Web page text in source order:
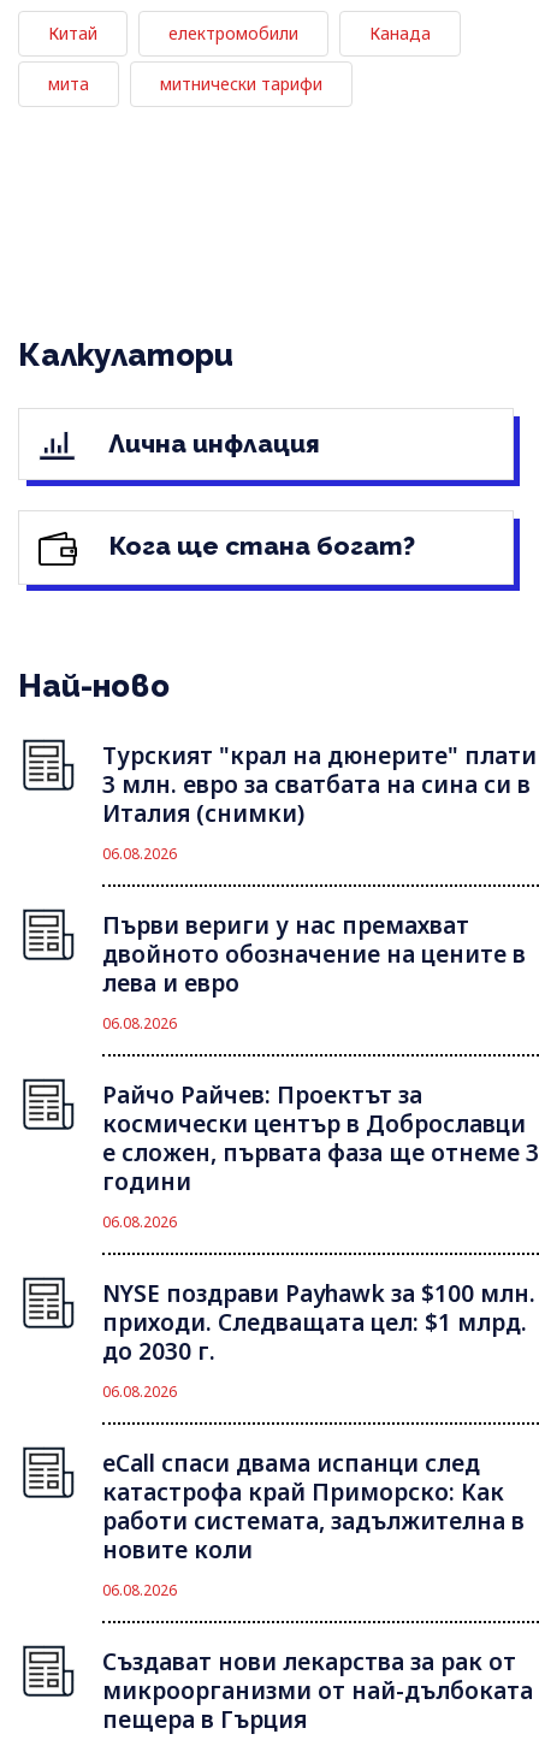
Китай електромобили Канада
мита митнически тарифи
Калкулатори
Лична инфлация
Кога ще стана богат?
Най-ново
Турският "крал на дюнерите" плати
3 млн. евро за сватбата на сина си в
Италия (снимки)
06.08.2026
Първи вериги у нас премахват
двойното обозначение на цените в
лева и евро
06.08.2026
Райчо Райчев: Проектът за
космически център в Доброславци
е сложен, първата фаза ще отнеме 3
години
06.08.2026
NYSE поздрави Payhawk за $100 млн.
приходи. Следващата цел: $1 млрд.
до 2030 г.
06.08.2026
eCall спаси двама испанци след
катастрофа край Приморско: Как
работи системата, задължителна в
новите коли
06.08.2026
Създават нови лекарства за рак от
микроорганизми от най-дълбоката
пещера в Гърция